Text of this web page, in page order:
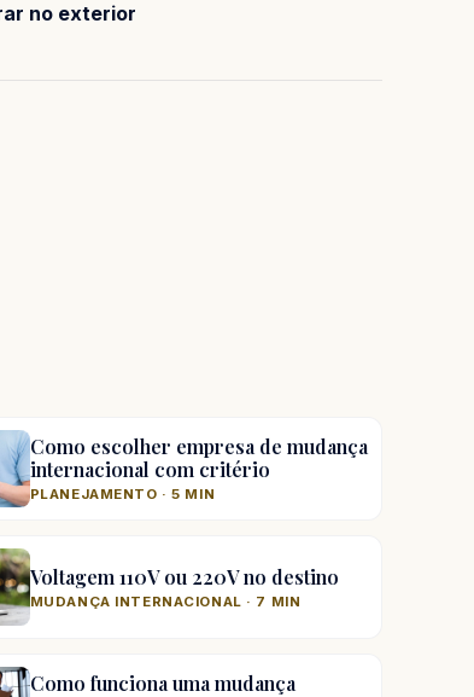
no exterior
Como escolher empresa de mudança
internacional com critério
PLANEJAMENTO · 5 MIN
Voltagem 110V ou 220V no destino
MUDANÇA INTERNACIONAL · 7 MIN
Como funciona uma mudança